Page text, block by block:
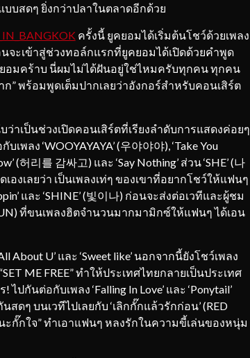
บบสดๆ ยิ่งกว่าปลาในตลาดอีกด้วย
ครั้งนี้ ยูคยอมได้เริ่มต้นโชว์ด้วยเพลง
ก่อนจะเข้าสู่ช่วงทอล์กแรกที่ยูคยอมได้เปิดด้วยคำพูด
อมคร้าบ นี่ผมไม่ได้ฝันอยู่ใช่ไหมครับทุกคน ทุกคน
” พร้อมพูดเต็มปากเลยว่าอังกอร์สำหรับคอนเสิร์ต
บว่าเป็นช่วงเปิดคอนเสิร์ตที่เรียงลำดับการแสดงค่อยๆ
ลง ‘WOOYAYAYA’ (우야야야), ‘Take You
(허리를 감싸고) และ ‘Say Nothing’ ส่วน ‘SHE’ (나
องเลยว่า เป็นเพลงเท่ๆ ของเขาที่อยากโชว์ให้แฟนๆ
และ ‘SHINE’ (빛이나) ก่อนจะส่งต่อเวทีและผู้ชม
ที่ขนเพลงฮิตจำนวนมากมามิกซ์ให้แฟนๆ ได้เอน
About U’ และ ‘Sweet like’ นอกจากนี้ยังโชว์เพลง
ME FREE” ทำให้ประเทศไทยกลายเป็นประเทศ
กันต่อกับเพลง ‘Falling In Love’ และ ‘Ponytail’
ดๆ บนเวทีไปเลยกับ ‘เลิกกั๊กแล้วรักก่อน’ (RED
นะกั๊กใจ” ทำเอาแฟนๆ หลงรักในความขี้เล่นของหนุ่ม